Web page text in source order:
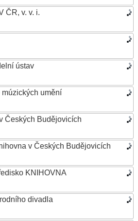
ČR, v. v. i.
ústav
umění
Českých Budějovicích
v Českých Budějovicích
KNIHOVNA
divadla